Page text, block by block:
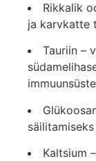
Rikkalik
ja karvkatte
Tauriin –
Kaltsium